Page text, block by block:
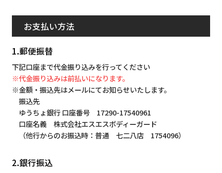
お支払い方法
1.郵便振替
下記口座まで代金振り込みを行ってください
※代金振り込みは前払いになります。
※金額・振込先はメールにてお知らせいたします。
振込先
ゆうちょ銀行 口座番号 17290-17540961
口座名義 株式会社エスエスボディーガード
（他行からのお振込時：普通 七二八店 1754096）
2.銀行振込